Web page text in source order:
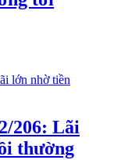
206: Lãi
thường